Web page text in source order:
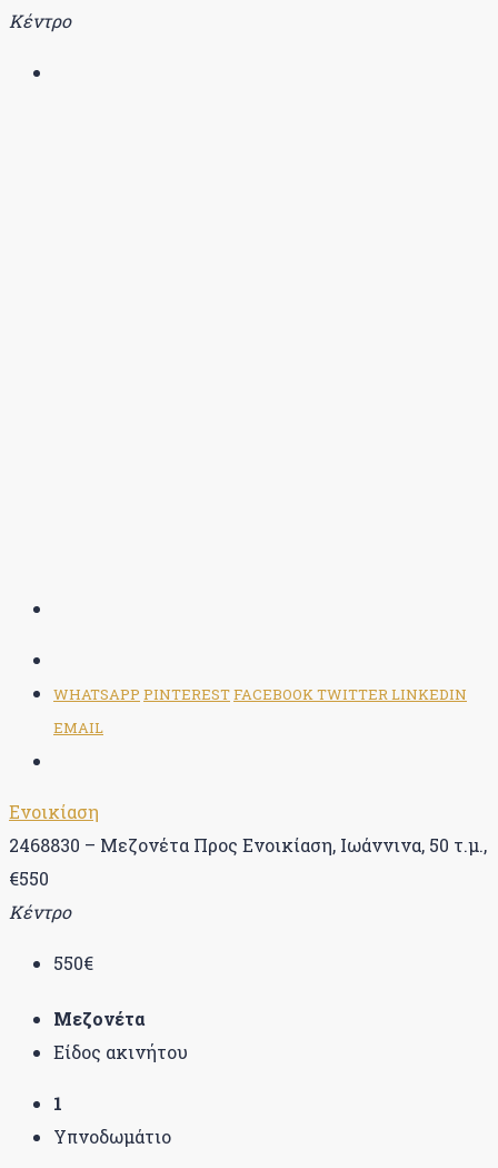
Κέντρο
WHATSAPP PINTERESTFACEBOOKTWITTERLINKEDIN
EMAIL
Ενοικίαση
2468830 – Μεζονέτα Προς Ενοικίαση, Ιωάννινα, 50 τ.μ.,
€550
Κέντρο
550€
Μεζονέτα
Είδος ακινήτου
1
Υπνοδωμάτιο